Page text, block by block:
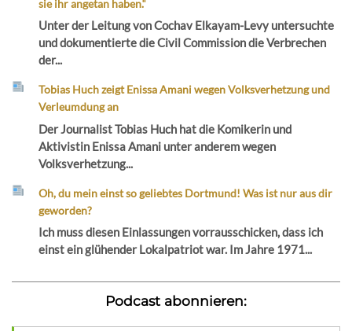
sie ihr angetan haben.“
Unter der Leitung von Cochav Elkayam-Levy untersuchte
und dokumentierte die Civil Commission die Verbrechen
der...
Tobias Huch zeigt Enissa Amani wegen Volksverhetzung und
Verleumdung an
Der Journalist Tobias Huch hat die Komikerin und
Aktivistin Enissa Amani unter anderem wegen
Volksverhetzung...
Oh, du mein einst so geliebtes Dortmund! Was ist nur aus dir
geworden?
Ich muss diesen Einlassungen vorrausschicken, dass ich
einst ein glühender Lokalpatriot war. Im Jahre 1971...
Podcast abonnieren: